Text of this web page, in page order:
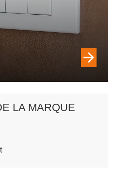
LA MARQUE